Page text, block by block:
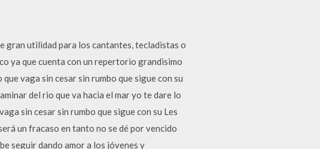
gran utilidad para los cantantes, tecladistas o
ya que cuenta con un repertorio grandisimo
vaga sin cesar sin rumbo que sigue con su
del rio que va hacia el mar yo te dare lo
sin cesar sin rumbo que sigue con su Les
un fracaso en tanto no se dé por vencido
seguir dando amor a los jóvenes y